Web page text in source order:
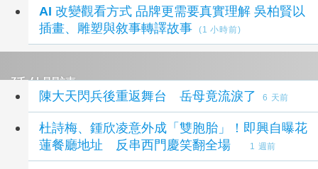
AI 改變觀看方式 品牌更需要真實理解 吳柏賢以
插畫、雕塑與敘事轉譯故事
(1 小時前)
延伸閱讀
陳大天閃兵後重返舞台 岳母竟流淚了 6 天前
杜詩梅、鍾欣凌意外成「雙胞胎」！即興自曝花
蓮餐廳地址 反串西門慶笑翻全場
1 週前